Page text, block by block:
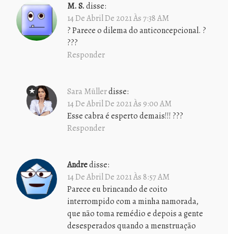
M. S.disse:
14 De Abril De 2021 Às 7:38 AM
? Parece o dilema do anticoncepcional. ?
???
Responder
Sara Müllerdisse:
14 De Abril De 2021 Às 9:00 AM
Esse cabra é esperto demais!!! ???
Responder
Andredisse:
14 De Abril De 2021 Às 8:57 AM
Parece eu brincando de coito
interrompido com a minha namorada,
que não toma remédio e depois a gente
desesperados quando a menstruação